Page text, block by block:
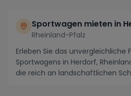
Sportwagen mieten in
Rheinland-Pfalz
Erleben Sie das unvergleichliche
Sportwagens in Herdorf,
die reich an landschaftlichen